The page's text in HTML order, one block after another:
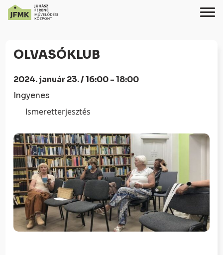
Content
navigációhozOLVASÓKLUB
2024. január 23. / 16:00 - 18:00
Ingyenes
Ismeretterjesztés